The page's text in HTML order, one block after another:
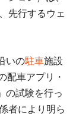
先行するウェ
いの駐車施設
配車アプリ・
の試験を行っ
者により明ら